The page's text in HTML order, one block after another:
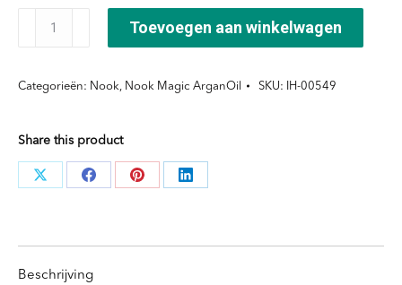
aantal
Toevoegen aan winkelwagen
Categorieën: Nook Nook Magic ArganOil SKU: IH-00549
Share this product
Deel
Deel
Deel
Deel
Beschrijving